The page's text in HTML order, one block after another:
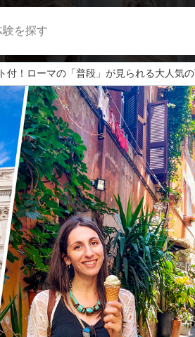
を探す
！ローマの「普段」が見られる大人気